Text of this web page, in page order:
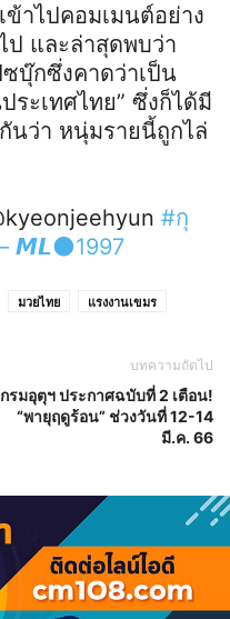
าไปคอมเมนต์อย่าง
ป และล่าสุดพบว่า
บุ๊กซึ่งคาดว่าเป็น
ระเทศไทย” ซึ่งก็ได้มี
นว่า หนุ่มรายนี้ถูกไล่
#กุ
𝙈𝙇🌑1997
มวยไทย แรงงานเขมร
บทความถัดไป
กรมอุตุฯ ประกาศฉบับที่ 2 เตือน!
“พายุฤดูร้อน” ช่วงวันที่ 12-14
มี.ค. 66